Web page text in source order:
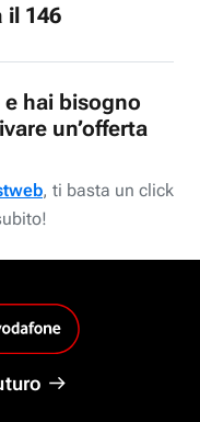
il 146
hai bisogno
un’offerta
, ti basta un click